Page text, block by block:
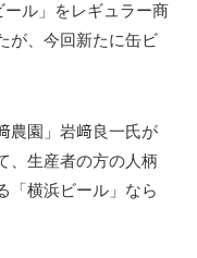
ル」をレギュラー商
が、今回新たに缶ビ
農園」岩﨑良一氏が
、生産者の方の人柄
「横浜ビール」なら